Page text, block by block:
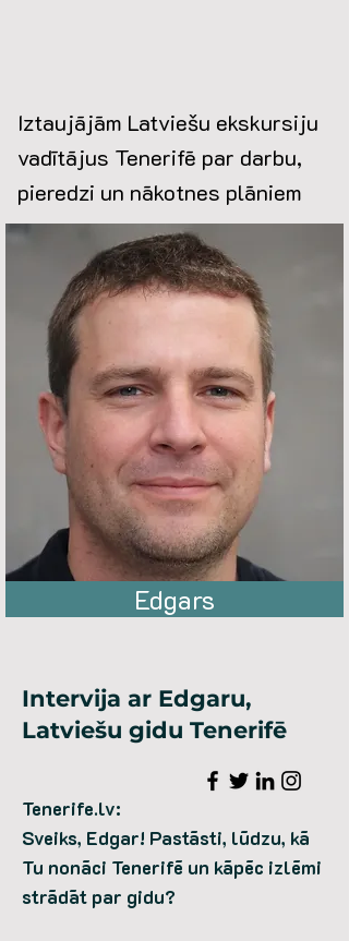
Iztaujājām Latviešu ekskursiju
vadītājus Tenerifē par darbu,
pieredzi un nākotnes plāniem
Edgars
Intervija ar Edgaru,
Latviešu gidu Tenerifē
Tenerife.lv:
Sveiks, Edgar! Pastāsti, lūdzu, kā
Tu nonāci Tenerifē un kāpēc izlēmi
strādāt par gidu?